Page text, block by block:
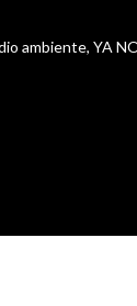
ambiente, YA